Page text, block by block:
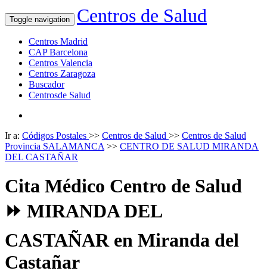
Toggle navigation Centros de Salud
Centros Madrid
CAP Barcelona
Centros Valencia
Centros Zaragoza
Buscador
Centrosde Salud
Ir a: Códigos Postales >> Centros de Salud >> Centros de Salud
Provincia SALAMANCA >> CENTRO DE SALUD MIRANDA
DEL CASTAÑAR
Cita Médico Centro de Salud
⏩ MIRANDA DEL
CASTAÑAR en Miranda del
Castañar